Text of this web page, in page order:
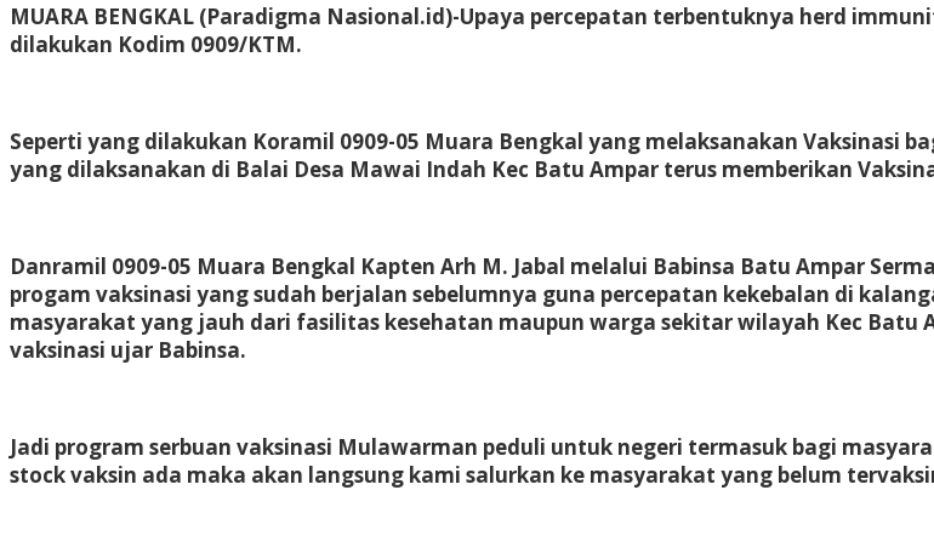
MUARA BENGKAL (Paradigma Nasional.id)-Upaya percepatan terbentuknya herd
dilakukan Kodim 0909/KTM.
Seperti yang dilakukan Koramil 0909-05 Muara Bengkal yang melaksanakan Vaksinasi
yang dilaksanakan di Balai Desa Mawai Indah Kec Batu Ampar terus memberikan
Danramil 0909-05 Muara Bengkal Kapten Arh M. Jabal melalui Babinsa Batu Ampar
progam vaksinasi yang sudah berjalan sebelumnya guna percepatan kekebalan di
masyarakat yang jauh dari fasilitas kesehatan maupun warga sekitar wilayah Kec
vaksinasi ujar Babinsa.
Jadi program serbuan vaksinasi Mulawarman peduli untuk negeri termasuk bagi
stock vaksin ada maka akan langsung kami salurkan ke masyarakat yang belum